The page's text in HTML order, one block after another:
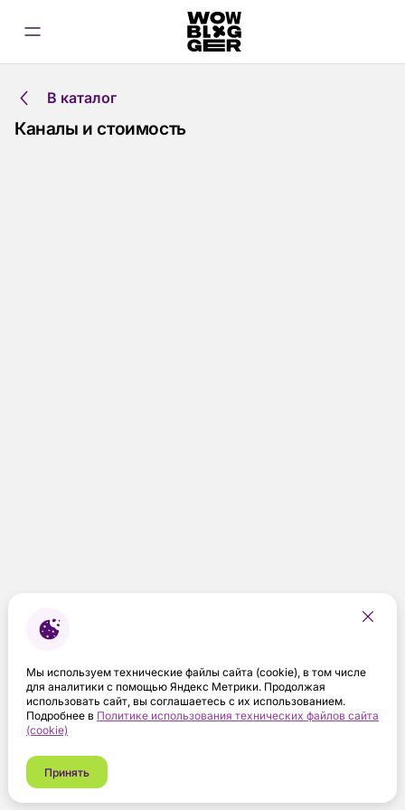
Мы используем технические файлы сайта (cookie), в том числе
для аналитики с помощью Яндекс Метрики. Продолжая
использовать сайт, вы соглашаетесь с их использованием.
Подробнее в Политике использования технических файлов сайта
(cookie)
Принять
В каталог
Каналы и стоимость